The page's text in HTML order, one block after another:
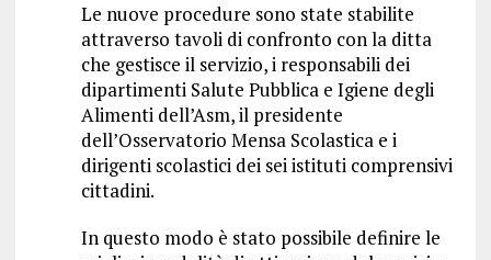
Le nuove procedure sono state stabilite
attraverso tavoli di confronto con la ditta
che gestisce il servizio, i responsabili dei
dipartimenti Salute Pubblica e Igiene degli
Alimenti dell’Asm, il presidente
dell’Osservatorio Mensa Scolastica e i
dirigenti scolastici dei sei istituti comprensivi
cittadini.
In questo modo è stato possibile definire le